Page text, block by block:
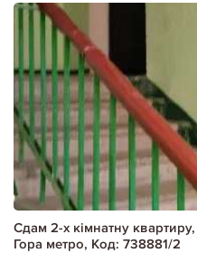
Сдам 2-х кімнатну
Гора метро, Код: 738881/2